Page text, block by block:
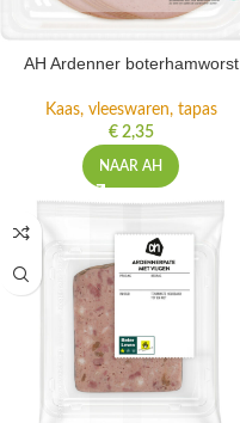
AH Ardenner boterhamworst
Kaas, vleeswaren, tapas
€2,35
NAAR AH